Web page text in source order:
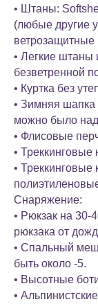
• Штаны:
(любые другие
• Легкие штаны
безветренной
• Куртка без
• Зимняя
можно было
• Флисовые
•
• Треккинговые
Снаряжение:
• Рюкзак на 30-
рюкзака от
• Спальный
быть около -5.
• Высотные
•